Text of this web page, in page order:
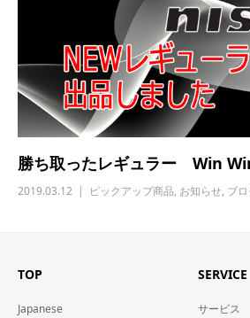
勝ち取ったレギュラー Win
2019.03.12 ピックアップ商品, お知らせ, ブ
TOP
Japanese
SERVICE
サービス